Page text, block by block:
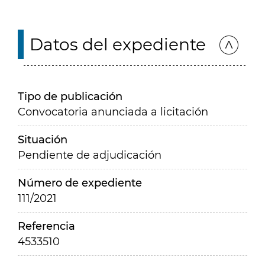
Datos del expediente
Tipo de publicación
Convocatoria anunciada a licitación
Situación
Pendiente de adjudicación
Número de expediente
111/2021
Referencia
4533510